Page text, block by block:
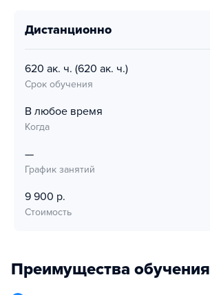
дистанционно
620 ак. ч. (620 ак. ч.)
Срок обучения
В любое время
Когда
—
График занятий
9 900 р.
Стоимость
Преимущества обучения